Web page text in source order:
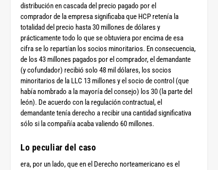
distribución en cascada del precio pagado por el
comprador de la empresa significaba que HCP retenía la
totalidad del precio hasta 30 millones de dólares y
prácticamente todo lo que se obtuviera por encima de esa
cifra se lo repartían los socios minoritarios. En consecuencia,
de los 43 millones pagados por el comprador, el demandante
(y cofundador) recibió solo 48 mil dólares, los socios
minoritarios de la LLC 13 millones y el socio de control (que
había nombrado a la mayoría del consejo) los 30 (la parte del
león). De acuerdo con la regulación contractual, el
demandante tenía derecho a recibir una cantidad significativa
sólo si la compañía acaba valiendo 60 millones.
Lo peculiar del caso
era, por un lado, que en el Derecho norteamericano es el